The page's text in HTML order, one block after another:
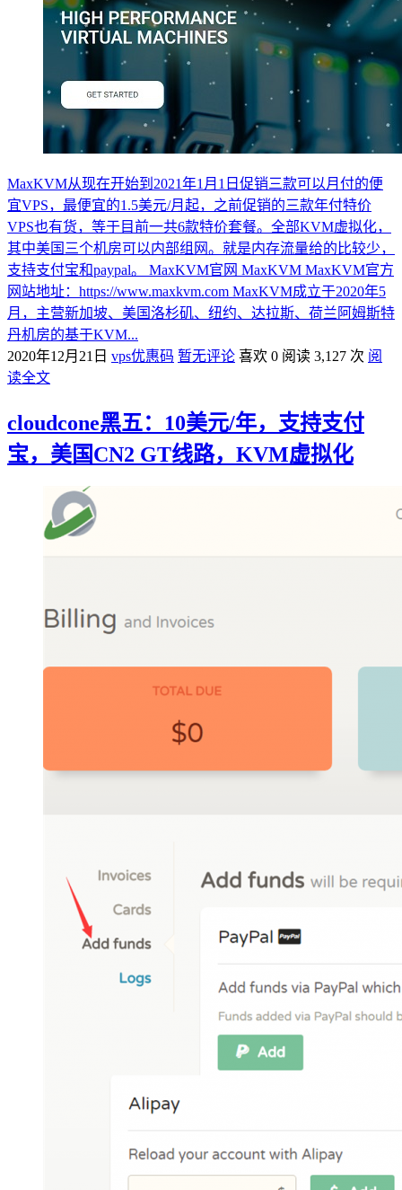
MaxKVM从现在开始到2021年1月1日促销三款可以月付的便
宜VPS，最便宜的1.5美元/月起，之前促销的三款年付特价
VPS也有货，等于目前一共6款特价套餐。全部KVM虚拟化，
其中美国三个机房可以内部组网。就是内存流量给的比较少，
支持支付宝和paypal。 MaxKVM官网 MaxKVM MaxKVM官方
网站地址：https://www.maxkvm.com MaxKVM成立于2020年5
月，主营新加坡、美国洛杉矶、纽约、达拉斯、荷兰阿姆斯特
丹机房的基于KVM...
2020年12月21日 vps优惠码 暂无评论 喜欢 0 阅读 3,127 次 阅
读全文
cloudcone黑五：10美元/年，支持支付
宝，美国CN2 GT线路，KVM虚拟化